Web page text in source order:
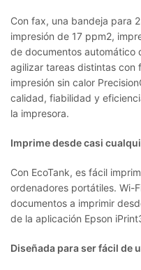
Con fax, una bandeja para
impresión de 17 ppm2,
de documentos automático
agilizar tareas distintas con
impresión sin calor
calidad, fiabilidad y
la impresora.
Imprime desde casi
Con EcoTank, es fácil
ordenadores portátiles. Wi-
documentos a imprimir
de la aplicación Epson
Diseñada para ser fácil de